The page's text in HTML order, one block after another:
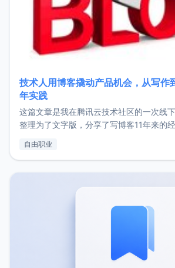
技术人用博客撬动产品机会，从写作
年实践
这篇文章是我在腾讯云技术社区的一次线
整理为了文字版，分享了写博客11年来的
了我的首个产品ImgURL的真实数据和产品
自由职业